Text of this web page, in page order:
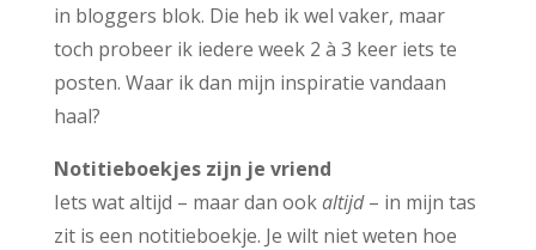
in bloggers blok. Die heb ik wel vaker, maar
toch probeer ik iedere week 2 à 3 keer iets te
posten. Waar ik dan mijn inspiratie vandaan
haal?
Notitieboekjes zijn je vriend
Iets wat altijd – maar dan ookaltijd– in mijn tas
zit is een notitieboekje. Je wilt niet weten hoe